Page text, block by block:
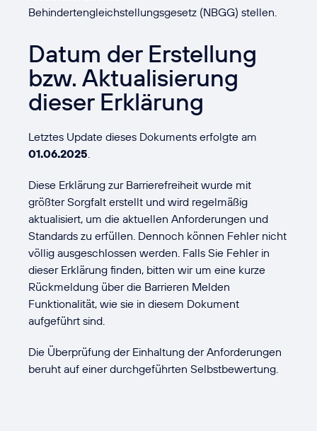
Behindertengleichstellungsgesetz (NBGG) stellen.
Datum der Erstellung
bzw. Aktualisierung
dieser Erklärung
Letztes Update dieses Dokuments erfolgte am
01.06.2025.
Diese Erklärung zur Barrierefreiheit wurde mit
größter Sorgfalt erstellt und wird regelmäßig
aktualisiert, um die aktuellen Anforderungen und
Standards zu erfüllen. Dennoch können Fehler nicht
völlig ausgeschlossen werden. Falls Sie Fehler in
dieser Erklärung finden, bitten wir um eine kurze
Rückmeldung über die Barrieren Melden
Funktionalität, wie sie in diesem Dokument
aufgeführt sind.
Die Überprüfung der Einhaltung der Anforderungen
beruht auf einer durchgeführten Selbstbewertung.